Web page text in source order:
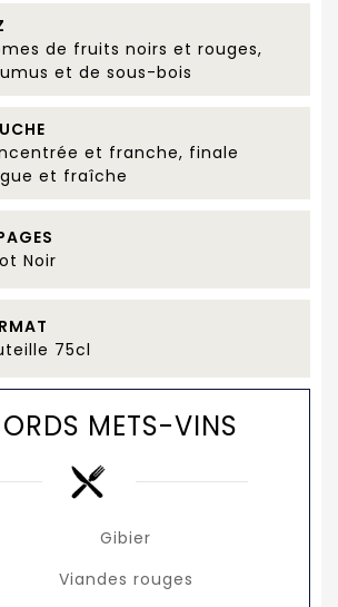
de fruits noirs et rouges,
et de sous-bois
et franche, finale
et fraîche
Noir
75cl
METS-VINS
Gibier
Viandes rouges